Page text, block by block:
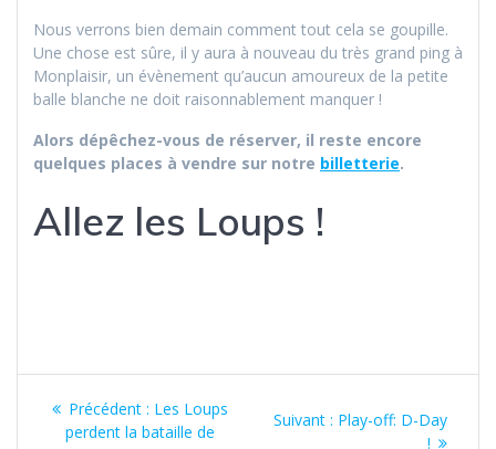
Nous verrons bien demain comment tout cela se goupille.
Une chose est sûre, il y aura à nouveau du très grand ping à
Monplaisir, un évènement qu’aucun amoureux de la petite
balle blanche ne doit raisonnablement manquer !
Alors dépêchez-vous de réserver, il reste encore
quelques places à vendre sur notre billetterie.
Allez les Loups !
Navigation
Précédent : Article
précédent
Les Loups
perdent la bataille de
Suivant : Article
Play-off: D-Day
!